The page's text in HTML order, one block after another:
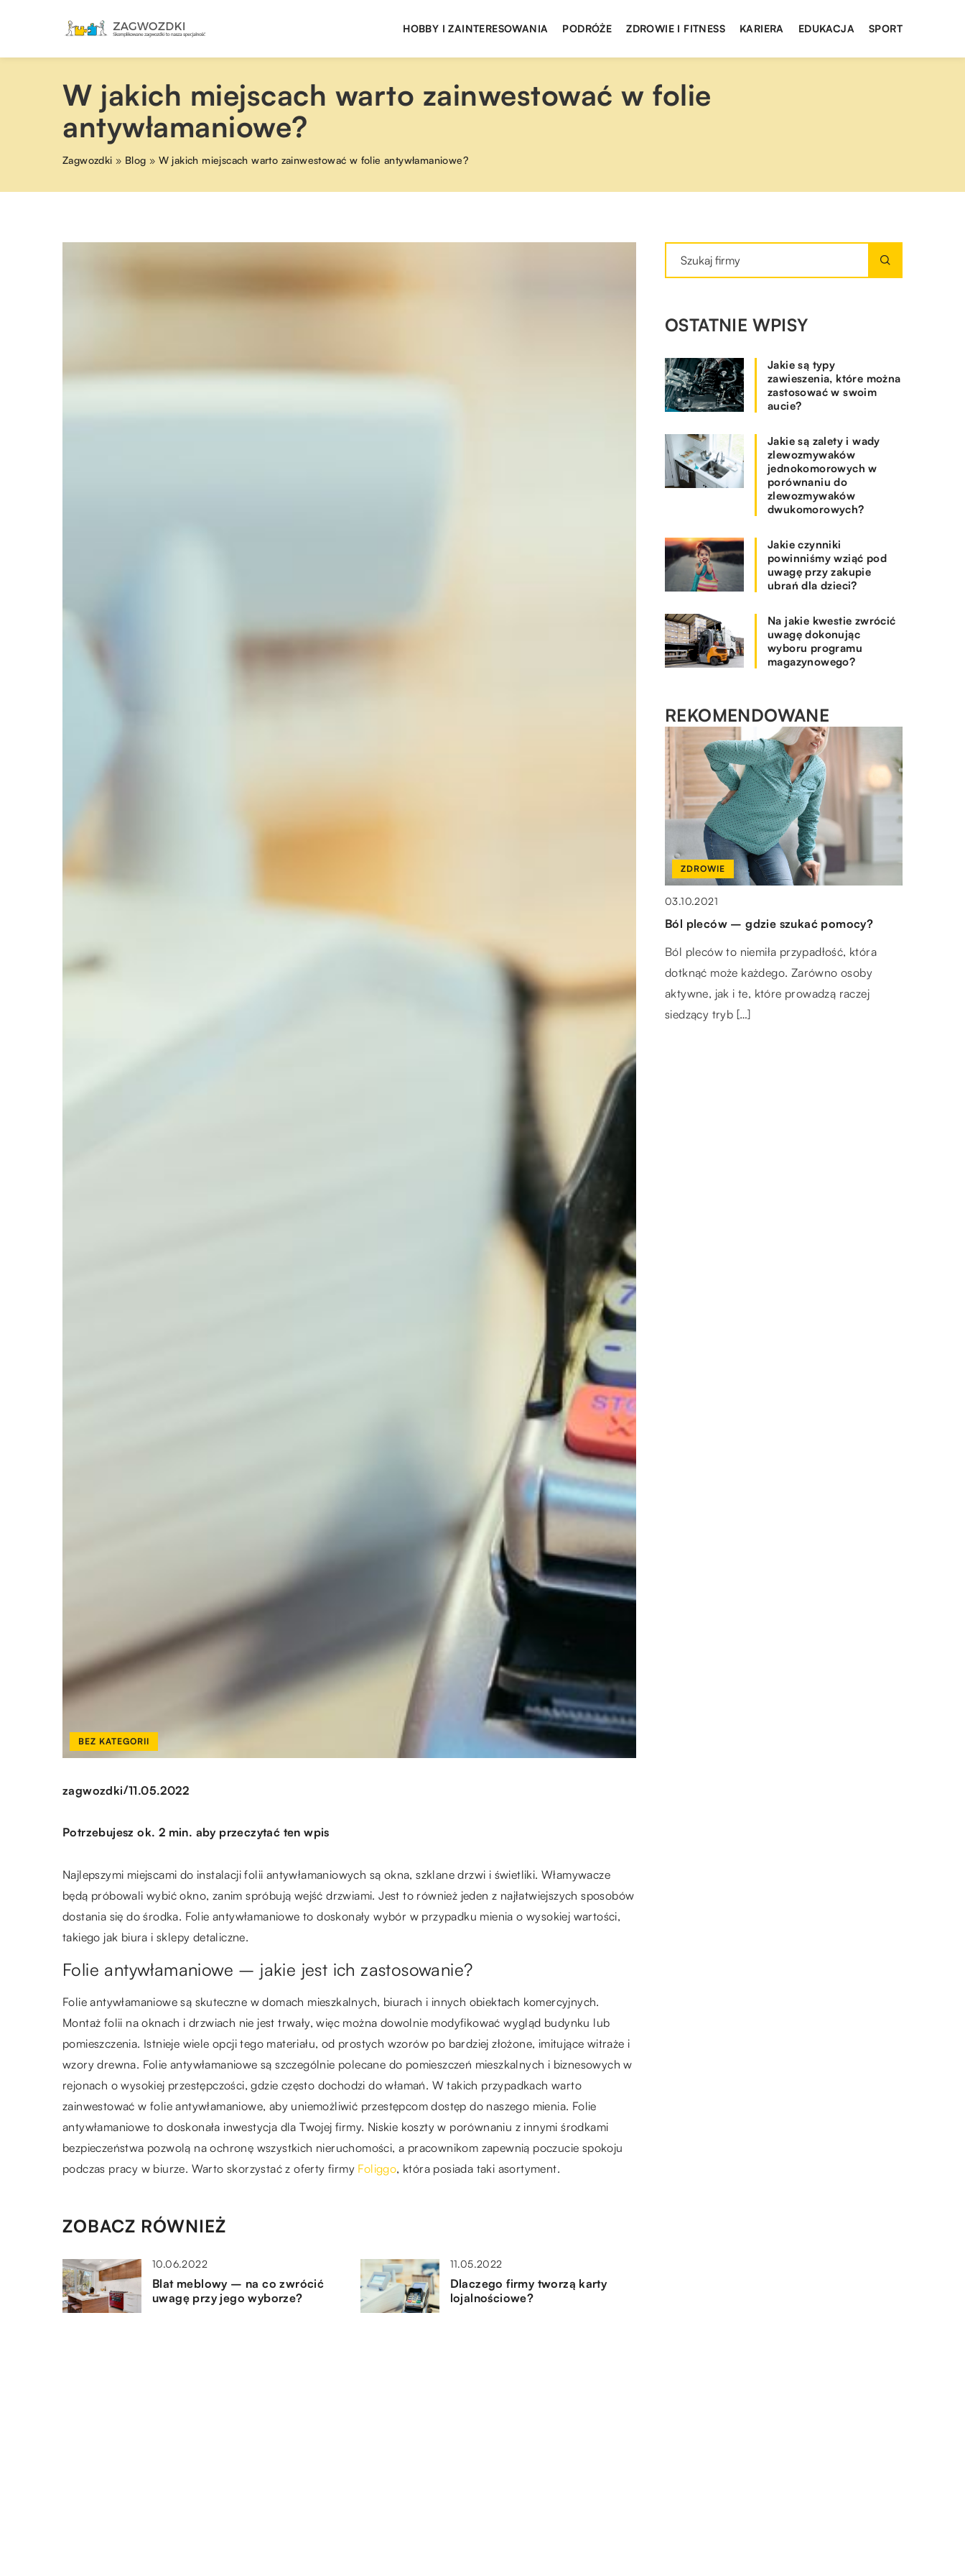
HOBBY I ZAINTERESOWANIA PODRÓŻE ZDROWIE I FITNESS KARIERA EDUKACJA SPORT
W jakich miejscach warto zainwestować w folie
antywłamaniowe?
Zagwozdki » Blog » W jakich miejscach warto zainwestować w folie antywłamaniowe?
BEZ KATEGORII
zagwozdki/11.05.2022
Potrzebujesz ok. 2 min. aby przeczytać ten wpis
Najlepszymi miejscami do instalacji folii antywłamaniowych są okna, szklane drzwi i świetliki. Włamywacze
będą próbowali wybić okno, zanim spróbują wejść drzwiami. Jest to również jeden z najłatwiejszych sposobów
dostania się do środka. Folie antywłamaniowe to doskonały wybór w przypadku mienia o wysokiej wartości,
takiego jak biura i sklepy detaliczne.
Folie antywłamaniowe – jakie jest ich zastosowanie?
Folie antywłamaniowe są skuteczne w domach mieszkalnych, biurach i innych obiektach komercyjnych.
Montaż folii na oknach i drzwiach nie jest trwały, więc można dowolnie modyfikować wygląd budynku lub
pomieszczenia. Istnieje wiele opcji tego materiału, od prostych wzorów po bardziej złożone, imitujące witraże i
wzory drewna. Folie antywłamaniowe są szczególnie polecane do pomieszczeń mieszkalnych i biznesowych w
rejonach o wysokiej przestępczości, gdzie często dochodzi do włamań. W takich przypadkach warto
zainwestować w folie antywłamaniowe, aby uniemożliwić przestępcom dostęp do naszego mienia. Folie
antywłamaniowe to doskonała inwestycja dla Twojej firmy. Niskie koszty w porównaniu z innymi środkami
bezpieczeństwa pozwolą na ochronę wszystkich nieruchomości, a pracownikom zapewnią poczucie spokoju
podczas pracy w biurze. Warto skorzystać z oferty firmy Foliggo, która posiada taki asortyment.
ZOBACZ RÓWNIEŻ
10.06.2022
Blat meblowy – na co zwrócić
uwagę przy jego wyborze?
11.05.2022
Dlaczego firmy tworzą karty
lojalnościowe?
OSTATNIE WPISY
Jakie są typy
zawieszenia, które można
zastosować w swoim
aucie?
Jakie są zalety i wady
zlewozmywaków
jednokomorowych w
porównaniu do
zlewozmywaków
dwukomorowych?
Jakie czynniki
powinniśmy wziąć pod
uwagę przy zakupie
ubrań dla dzieci?
Na jakie kwestie zwrócić
uwagę dokonując
wyboru programu
magazynowego?
REKOMENDOWANE
SPOSÓB ŻYCIA I STYL
15.10.2018
Idealny prezent dla mężczyzny może być
różny. Wszystko zależy od tego, z kim mamy
do czynienia. Inny prezent będzie dla […]
ZDROWIE
03.10.2021
Ból pleców – gdzie szukać pomocy?
Ból pleców to niemiła przypadłość, która
dotknąć może każdego. Zarówno osoby
aktywne, jak i te, które prowadzą raczej
siedzący tryb […]
DOM I WNĘTRZE
12.01.2022
Sposoby na zmianę wyglądu wnętrza
Zmiana wystroju swojego nie musi być
kosztownym przedsięwzięciem. Wszystko
jednak zależy od tego jaki zakres prac ma
zostać wprowadzony do […]